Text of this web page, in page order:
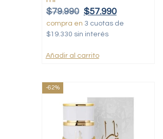
$79.990 $57.990
compra en 3 cuotas de
$19.330 sin interés
Añadir al carrito
-62%